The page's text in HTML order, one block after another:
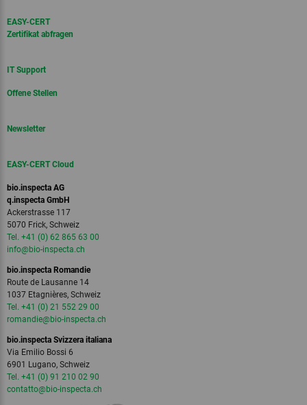
EASY-CERT
Zertifikat abfragen
IT Support
Offene Stellen
Newsletter
EASY-CERT Cloud
bio.inspecta AG
q.inspecta GmbH
Ackerstrasse 117
5070 Frick, Schweiz
Tel. +41 (0) 62 865 63 00
info@bio-inspecta.ch
bio.inspecta Romandie
Route de Lausanne 14
1037 Etagnières, Schweiz
Tel. +41 (0) 21 552 29 00
romandie@bio-inspecta.ch
bio.inspecta Svizzera italiana
Via Emilio Bossi 6
6901 Lugano, Schweiz
Tel. +41 (0) 91 210 02 90
contatto@bio-inspecta.ch